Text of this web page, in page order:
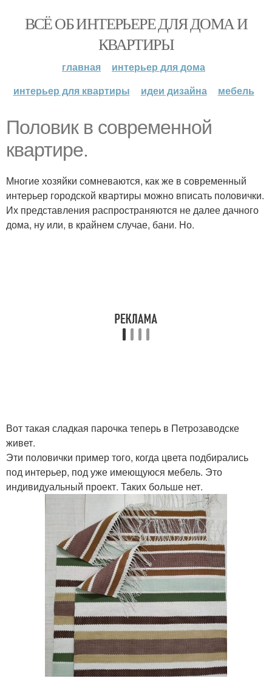
ВСЁ ОБ ИНТЕРЬЕРЕ ДЛЯ ДОМА И
КВАРТИРЫ
главная
интерьер для дома
интерьер для квартиры
идеи дизайна мебель
Половик в современной
квартире.
Многие хозяйки сомневаются, как же в современный
интерьер городской квартиры можно вписать половички.
Их представления распространяются не далее дачного
дома, ну или, в крайнем случае, бани. Но.
Вот такая сладкая парочка теперь в Петрозаводске
живет.
Эти половички пример того, когда цвета подбирались
под интерьер, под уже имеющуюся мебель. Это
индивидуальный проект. Таких больше нет.